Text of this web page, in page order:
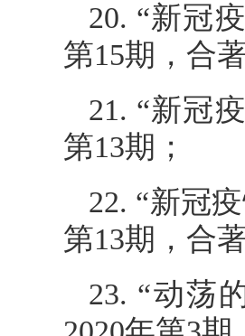
20. “新冠
第15期，合著
21. “新冠
第13期；
22. “新冠
第13期，合著
23. “动荡